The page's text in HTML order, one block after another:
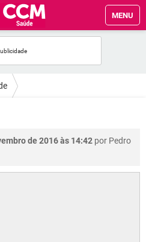
MENU
de 2016 às 14:42 por Pedro